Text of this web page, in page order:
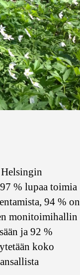
% lupaa toimia
94 % on
monitoimihallin
ja 92 %
koko